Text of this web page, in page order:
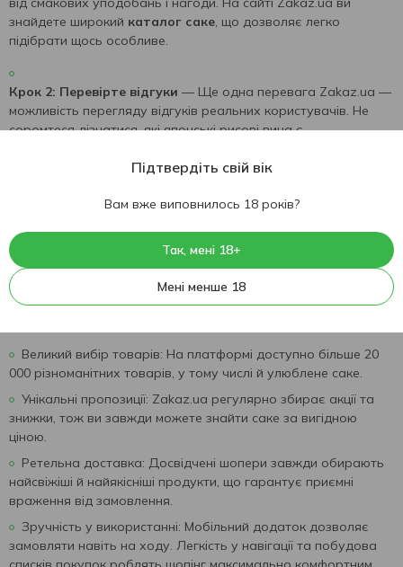
знайдете широкий каталог саке, що дозволяє легко
підібрати щось особливе.
Крок 2: Перевірте відгуки — Ще одна перевага Zakaz.ua —
можливість перегляду відгуків реальних користувачів. Не
соромтеся дізнатися, які японські рисові вина є
Крок 3: Обирайте доставку кур'єром— Після того, як
Zakaz.ua надійно доставить ваші покупки у зручний для вас
час.
Переваги сервісу Zakaz.ua для покупки саке
Великий вибір товарів: На платформі доступно більше 20
000 різноманітних товарів, у тому числі й улюблене саке.
Унікальні пропозиції: Zakaz.ua регулярно збирає акції та
знижки, тож ви завжди можете знайти саке за вигідною
ціною.
Ретельна доставка: Досвідчені шопери завжди обирають
найсвіжіші й найякісніші продукти, що гарантує приємні
враження від замовлення.
Зручність у використанні: Мобільний додаток дозволяє
замовляти навіть на ходу. Легкість у навігації та побудова
Підтвердіть свій вік
Вам вже виповнилось 18 років?
Так, мені 18+
Мені менше 18